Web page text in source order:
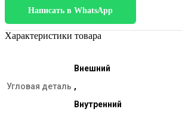
для
БП
30
Написать в WhatsApp
Характеристики товара
Угловая деталь
Внешний
,
Внутренний